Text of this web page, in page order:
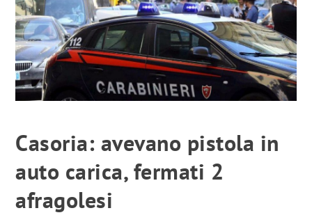
Casoria: avevano pistola in
auto carica, fermati 2
afragolesi